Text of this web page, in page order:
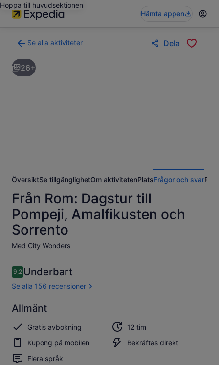
Hoppa till huvudsektionen
Hämta appen
Se alla aktiviteter
tillbaka
till
resultatsidan
Dela
26+
ÖversiktSe tillgänglighetOm aktivitetenPlatsFrågor och svar
Från Rom: Dagstur till
Pompeji, Amalfikusten och
Sorrento
Med City Wonders
Recensioner
9,29,2 av 10,
Underbart
Se alla 156 recensioner
9.29.2 av 10
Underbart
Se alla 156
recensioner
Allmänt
Gratis avbokning
12 tim
Kupong på mobilen
Bekräftas direkt
Flera språk